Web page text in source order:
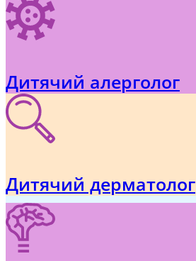
Дитячий алерголог
Дитячий дерматолог